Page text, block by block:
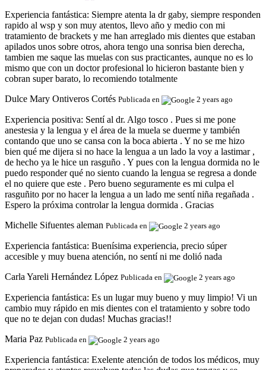
Experiencia fantástica: Siempre atenta la dr gaby, siempre responden
rapido al wsp y son muy atentos, llevo año y medio con mi
tratamiento de brackets y me han arreglado mis dientes que estaban
apilados unos sobre otros, ahora tengo una sonrisa bien derecha,
tambien me saque las muelas con sus practicantes, aunque no es lo
mismo que con un doctor profesional lo hicieron bastante bien y
cobran super barato, lo recomiendo totalmente
Dulce Mary Ontiveros Cortés Publicada en 2 years ago
Experiencia positiva: Sentí al dr. Algo tosco . Pues si me pone
anestesia y la lengua y el área de la muela se duerme y también
contando que uno se cansa con la boca abierta . Y no se me hizo
bien qué me dijera si no hace la lengua a un lado la voy a lastimar ,
de hecho ya le hice un rasguño . Y pues con la lengua dormida no le
puedo responder qué no siento cuando la lengua se regresa a donde
el no quiere que este . Pero bueno seguramente es mi culpa el
rasguñito por no hacer la lengua a un lado me sentí niña regañada .
Espero la próxima controlar la lengua dormida . Gracias
Michelle Sifuentes aleman Publicada en 2 years ago
Experiencia fantástica: Buenísima experiencia, precio súper
accesible y muy buena atención, no sentí ni me dolió nada
Carla Yareli Hernández López Publicada en 2 years ago
Experiencia fantástica: Es un lugar muy bueno y muy limpio! Vi un
cambio muy rápido en mis dientes con el tratamiento y sobre todo
que no te dejan con dudas! Muchas gracias!!
Maria Paz Publicada en 2 years ago
Experiencia fantástica: Exelente atención de todos los médicos, muy